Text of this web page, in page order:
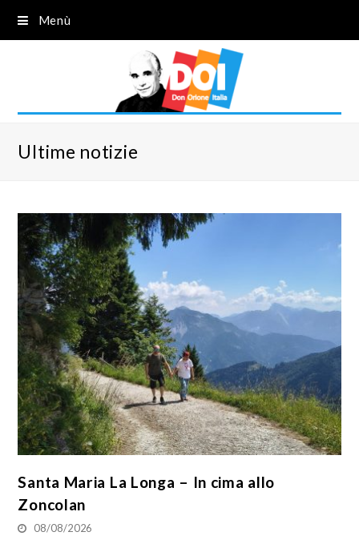
Menù
Ultime notizie
Santa Maria La Longa – In cima allo
Zoncolan
08/08/2026